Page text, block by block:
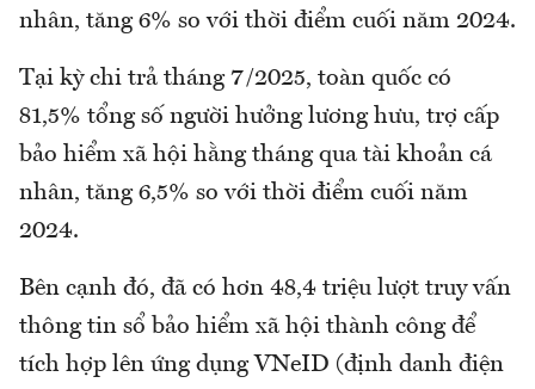
nhân, tăng 6% so với thời điểm cuối năm 2024.
Tại kỳ chi trả tháng 7/2025, toàn quốc có
81,5% tổng số người hưởng lương hưu, trợ cấp
bảo hiểm xã hội hằng tháng qua tài khoản cá
nhân, tăng 6,5% so với thời điểm cuối năm
2024.
Bên cạnh đó, đã có hơn 48,4 triệu lượt truy vấn
thông tin sổ bảo hiểm xã hội thành công để
tích hợp lên ứng dụng VNeID (định danh điện